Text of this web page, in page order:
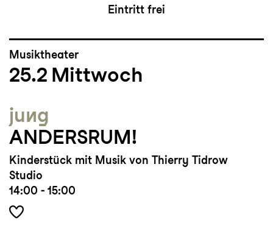
Eintritt frei
Musiktheater
25.2 Mittwoch
jung
ANDERSRUM!
Kinderstück mit Musik von Thierry Tidrow
Studio
14:00 - 15:00